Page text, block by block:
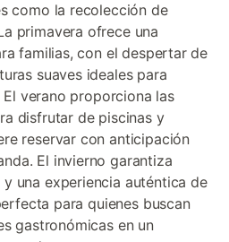
como la recolección de
primavera ofrece una
familias, con el despertar de
suaves ideales para
verano proporciona las
disfrutar de piscinas y
reservar con anticipación
El invierno garantiza
una experiencia auténtica de
para quienes buscan
gastronómicas en un